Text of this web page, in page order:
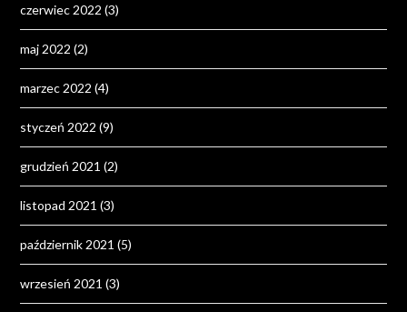
czerwiec 2022 (3)
maj 2022 (2)
marzec 2022 (4)
styczeń 2022 (9)
grudzień 2021 (2)
listopad 2021 (3)
październik 2021 (5)
wrzesień 2021 (3)